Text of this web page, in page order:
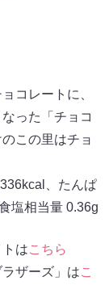
コレートに、
った「チョコ
この里はチョ
、たんぱ
塩相当量 0.36g
はこちら
ザーズ」はこ